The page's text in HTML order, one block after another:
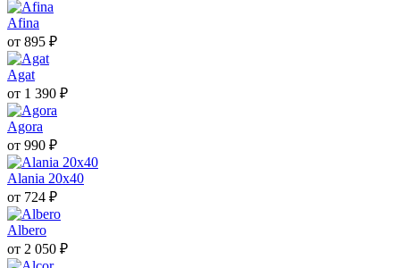
Afina
от 895 ₽
Agat
от 1 390 ₽
Agora
от 990 ₽
Alania 20х40
от 724 ₽
Albero
от 2 050 ₽